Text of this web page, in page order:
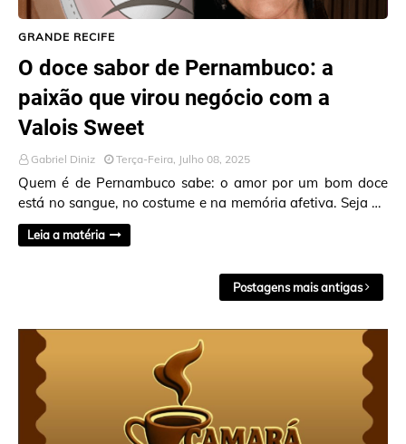
GRANDE RECIFE
O doce sabor de Pernambuco: a
paixão que virou negócio com a
Valois Sweet
Gabriel Diniz Terça-Feira, Julho 08, 2025
Quem é de Pernambuco sabe: o amor por um bom doce
está no sangue, no costume e na memória afetiva. Seja no
bolo de vó aos domingos, na sobremesa capr…
Leia a matéria
Postagens mais antigas